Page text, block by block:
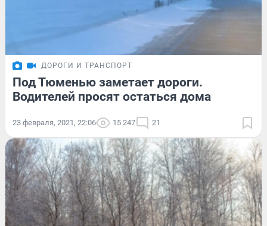
ДОРОГИ И ТРАНСПОРТ
Под Тюменью заметает дороги.
Водителей просят остаться дома
23 февраля, 2021, 22:06 15 247 21